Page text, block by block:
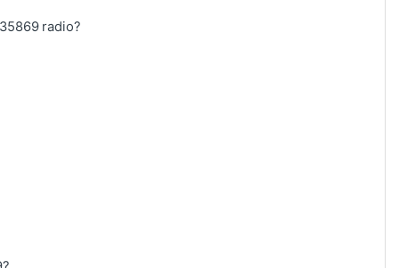
radio?